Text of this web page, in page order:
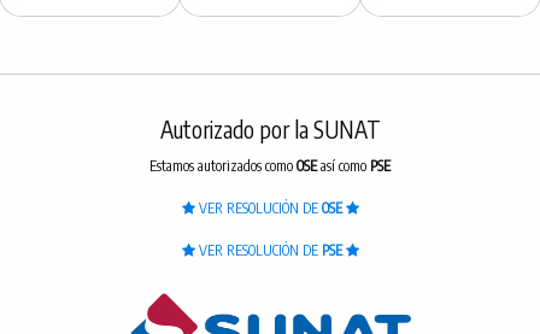
Autorizado por la SUNAT
Estamos autorizados como OSEasí como PSE
VER RESOLUCIÓN DE OSE
VER RESOLUCIÓN DE PSE